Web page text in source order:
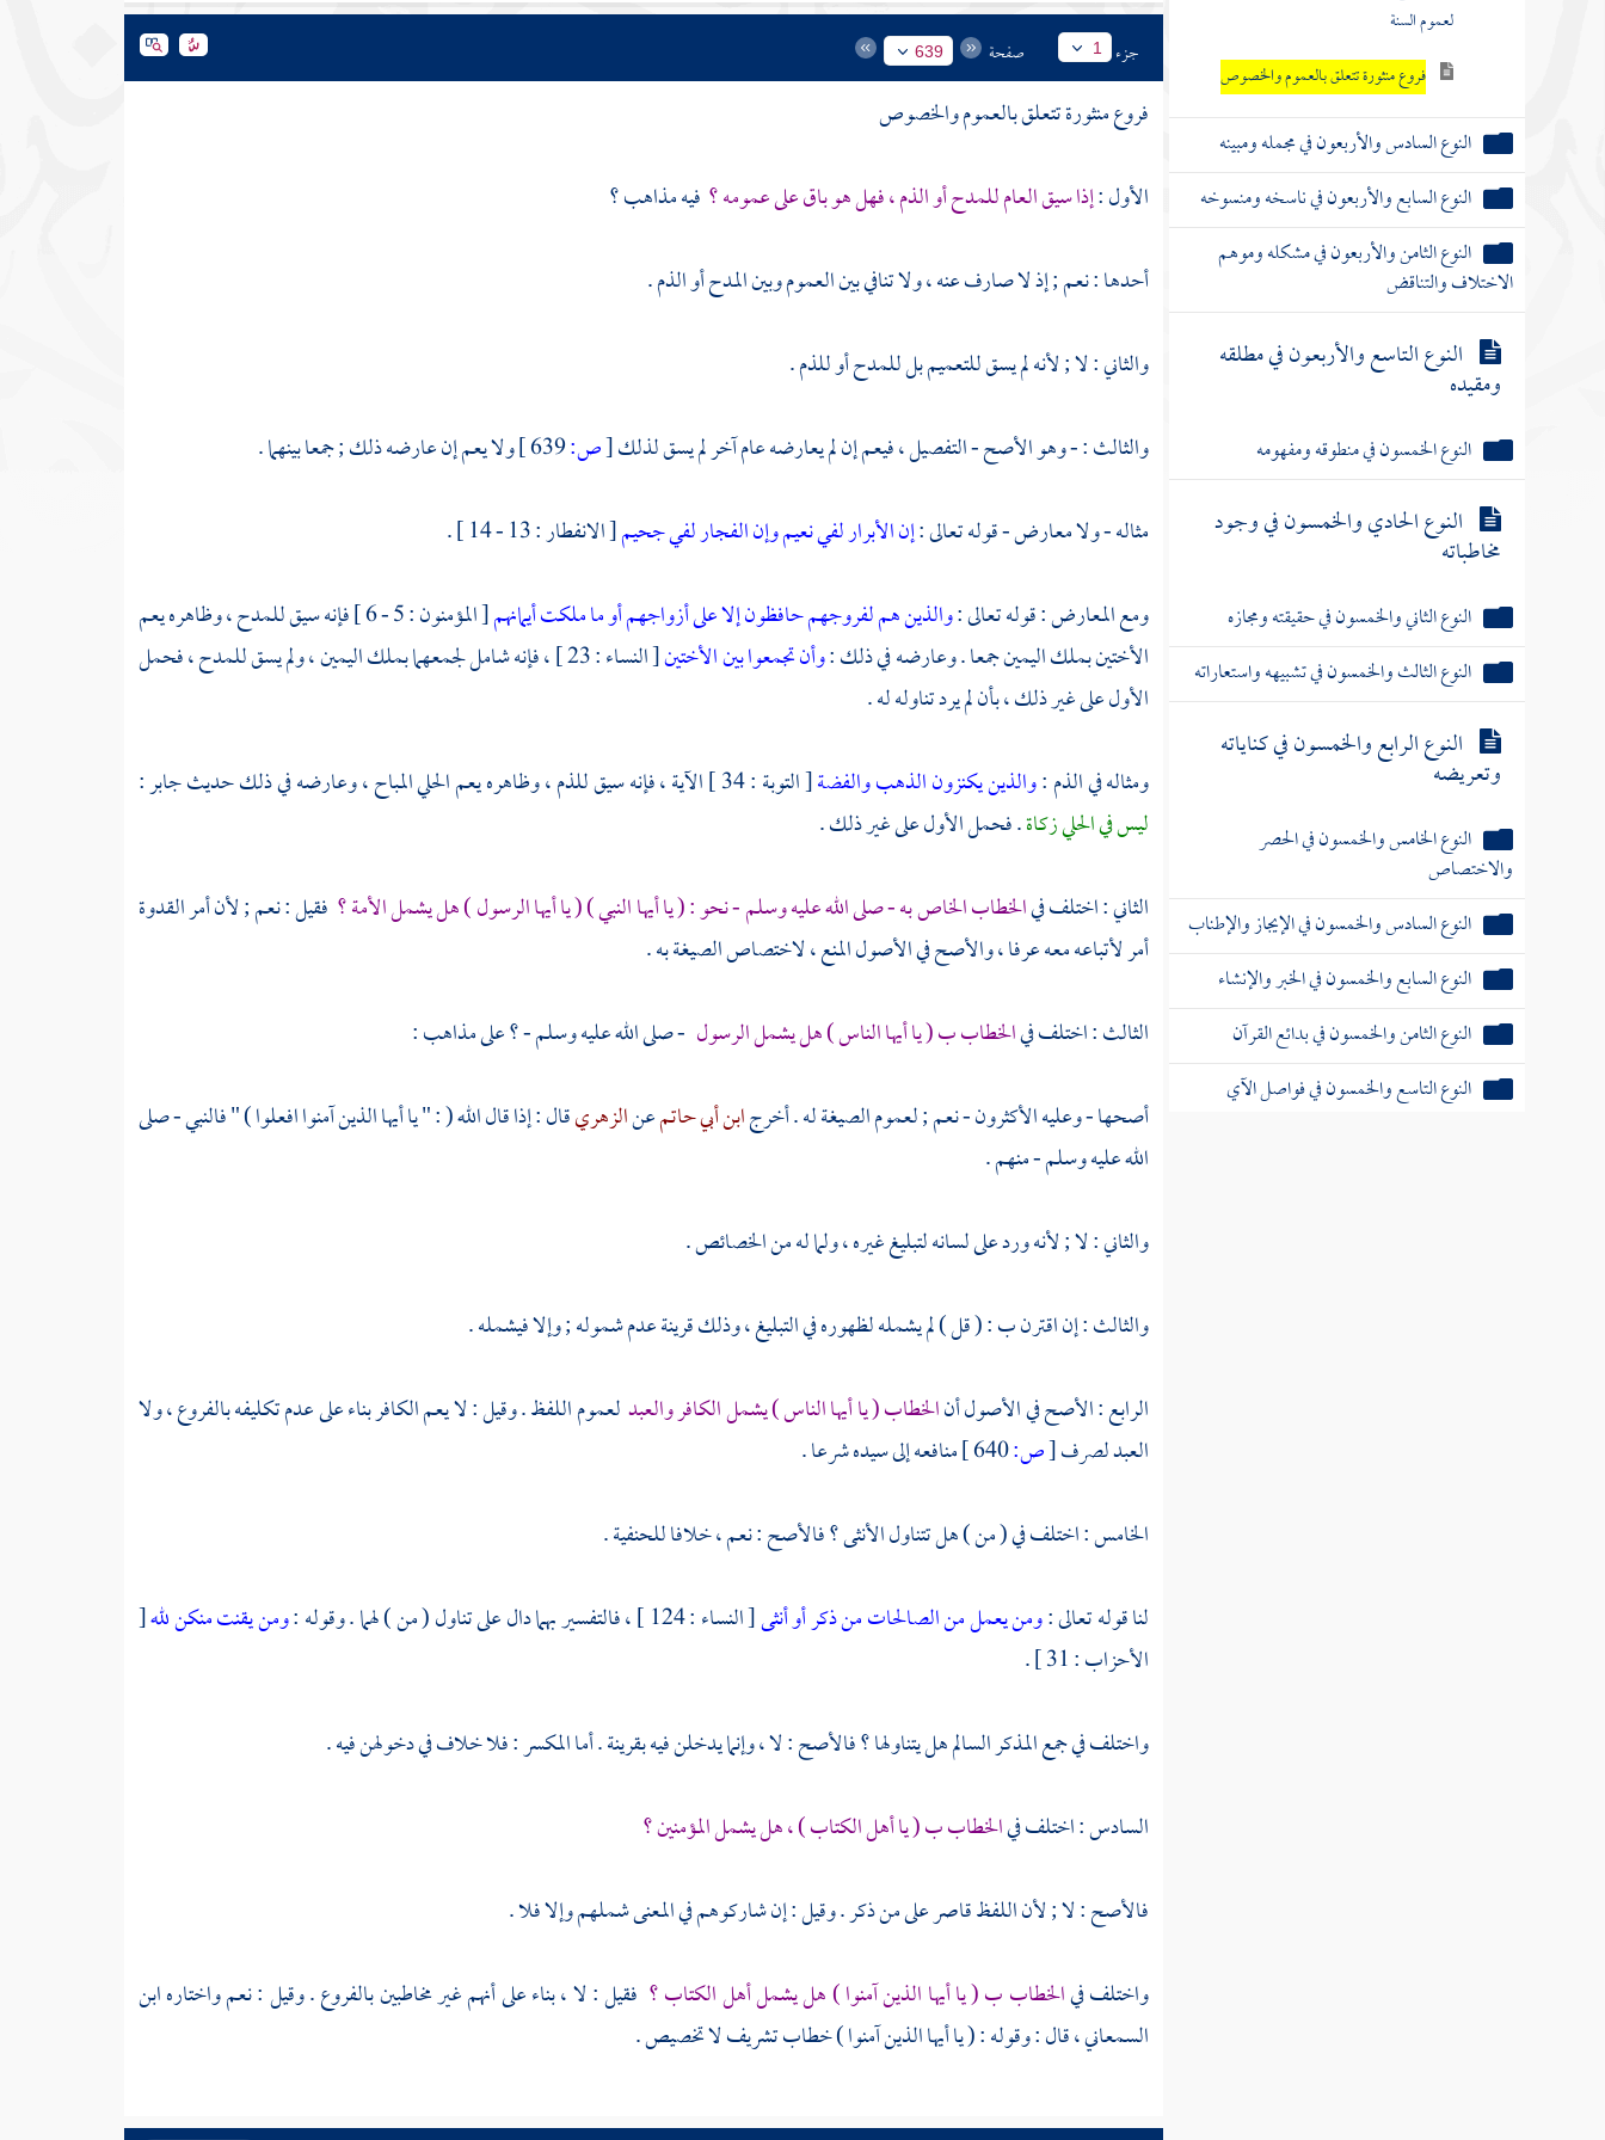
لعموم السنة
فروع منثورة تتعلق بالعموم والخصوص
النوع السادس والأربعون في مجمله ومبينه
النوع السابع والأربعون في ناسخه ومنسوخه
النوع الثامن والأربعون في مشكله وموهم
الاختلاف والتناقض
النوع التاسع والأربعون في مطلقه
ومقيده
النوع الخمسون في منطوقه ومفهومه
النوع الحادي والخمسون في وجود
مخاطباته
النوع الثاني والخمسون في حقيقته ومجازه
النوع الثالث والخمسون في تشبيهه واستعاراته
النوع الرابع والخمسون في كناياته
وتعريضه
النوع الخامس والخمسون في الحصر
والاختصاص
النوع السادس والخمسون في الإيجاز والإطناب
النوع السابع والخمسون في الخبر والإنشاء
النوع الثامن والخمسون في بدائع القرآن
النوع التاسع والخمسون في فواصل الآي
جزء 1 صفحة 639
فروع منثورة تتعلق بالعموم والخصوص
الأول :إذا سيق العام للمدح أو الذم ، فهل هو باق على عمومه ؟ فيه مذاهب ؟
أحدها : نعم ; إذ لا صارف عنه ، ولا تنافي بين العموم وبين المدح أو الذم .
والثاني : لا ; لأنه لم يسق للتعميم بل للمدح أو للذم .
والثالث : - وهو الأصح - التفصيل ، فيعم إن لم يعارضه عام آخر لم يسق لذلك[ص:
ولا يعم إن عارضه ذلك ; جمعا بينهما .
مثاله - ولا معارض - قوله تعالى :إن الأبرار لفي نعيموإن الفجار لفي جحيم[ الانفطار : 13 - 14 ] .
ومع المعارض : قوله تعالى :والذين هم لفروجهم حافظونإلا على أزواجهم أو ما ملكت أيمانهم
[ المؤمنون : 5 - 6 ] فإنه سيق للمدح ، وظاهره يعم
الأختين بملك اليمين جمعا . وعارضه في ذلك :وأن تجمعوا بين الأختين
[ النساء : 23 ] ، فإنه شامل لجمعهما بملك اليمين ، ولم يسق للمدح ، فحمل
الأول على غير ذلك ، بأن لم يرد تناوله له .
ومثاله في الذم :والذين يكنزون الذهب والفضة[ التوبة : 34 ] الآية ، فإنه سيق للذم ، وظاهره يعم الحلي المباح ، وعارضه في ذلك حديث جابر:
ليس في الحلي زكاة. فحمل الأول على غير ذلك .
الثاني : اختلف فيالخطاب الخاص به - صلى الله عليه وسلم - نحو : ( يا أيها النبي ) ( يا أيها الرسول ) هل يشمل الأمة ؟ فقيل : نعم ; لأن أمر القدوة
أمر لأتباعه معه عرفا ، والأصح في الأصول المنع ، لاختصاص الصيغة به .
الثالث : اختلف فيالخطاب ب ( يا أيها الناس ) هل يشمل الرسول - صلى الله عليه وسلم - ؟ على مذاهب :
أصحها - وعليه الأكثرون - نعم ; لعموم الصيغة له . أخرجابن أبي حاتمعنالزهريقال : إذا قال الله ( : " يا أيها الذين آمنوا افعلوا ) " فالنبي - صلى
الله عليه وسلم - منهم .
والثاني : لا ; لأنه ورد على لسانه لتبليغ غيره ، ولما له من الخصائص .
والثالث : إن اقترن ب : ( قل ) لم يشمله لظهوره في التبليغ ، وذلك قرينة عدم شموله ; وإلا فيشمله .
الرابع : الأصح في الأصول أنالخطاب ( يا أيها الناس ) يشمل الكافر والعبدلعموم اللفظ . وقيل : لا يعم الكافر بناء على عدم تكليفه بالفروع ، ولا
العبد لصرف[ص:
منافعه إلى سيده شرعا .
الخامس : اختلف في ( من ) هل تتناول الأنثى ؟ فالأصح : نعم ، خلافا للحنفية .
لنا قوله تعالى :ومن يعمل من الصالحات من ذكر أو أنثى[ النساء : 124 ] ، فالتفسير بهما دال على تناول ( من ) لهما . وقوله : ومن يقنت منكن لله[
الأحزاب : 31 ] .
واختلف في جمع المذكر السالم هل يتناولها ؟ فالأصح : لا ، وإنما يدخلن فيه بقرينة . أما المكسر : فلا خلاف في دخولهن فيه .
السادس : اختلف فيالخطاب ب ( يا أهل الكتاب ) ، هل يشمل المؤمنين ؟
فالأصح : لا ; لأن اللفظ قاصر على من ذكر . وقيل : إن شاركوهم في المعنى شملهم وإلا فلا .
واختلف فيالخطاب ب ( يا أيها الذين آمنوا ) هل يشمل أهل الكتاب ؟ فقيل : لا ، بناء على أنهم غير مخاطبين بالفروع . وقيل : نعم واختارهابن
السمعاني، قال : وقوله : ( يا أيها الذين آمنوا ) خطاب تشريف لا تخصيص .